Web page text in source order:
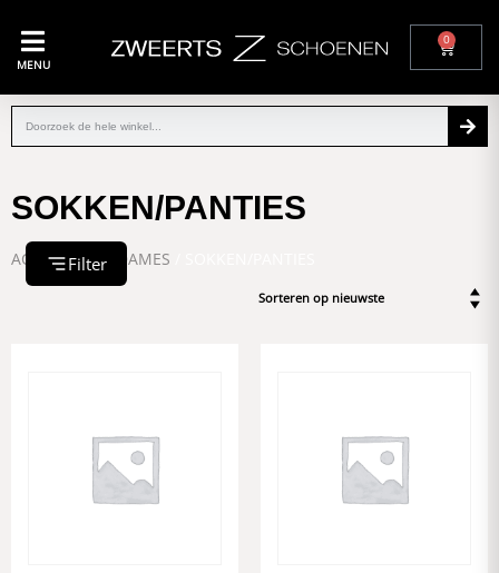
MENU
0
SOKKEN/PANTIES
ACCESSOIRES DAMES
Filter